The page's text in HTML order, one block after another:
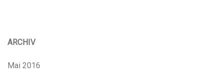
ARCHIV
Mai 2016